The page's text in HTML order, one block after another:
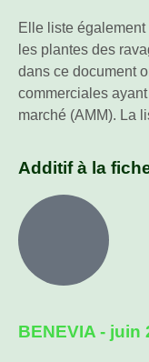
Elle liste
les plantes des
dans ce document
commerciales
marché (AMM). La
Additif à la
BENEVIA - juin